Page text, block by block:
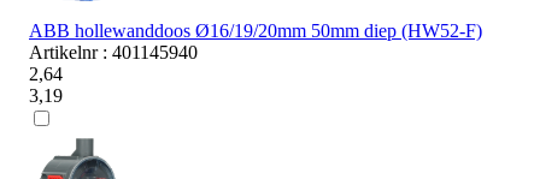
ABB hollewanddoos Ø16/19/20mm 50mm diep (HW52-F)
Artikelnr : 401145940
2,64
3,19